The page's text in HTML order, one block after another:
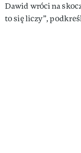
Dawid wróci na
to się liczy”,